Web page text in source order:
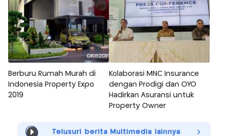
Berburu Rumah Murah di
Indonesia Property Expo
2019
Kolaborasi MNC Insurance
dengan Prodigi dan OYO
Hadirkan Asuransi untuk
Property Owner
Telusuri berita Multimedia lainnya